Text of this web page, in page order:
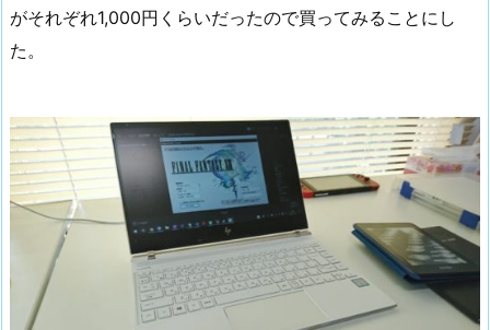
がそれぞれ1,000円くらいだったので買ってみることにし
た。